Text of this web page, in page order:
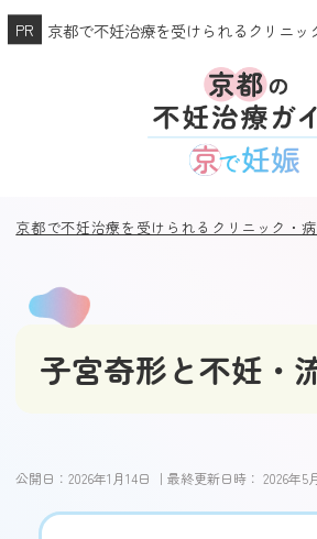
京都で不妊治療を受けられるクリニッ
京都で不妊治療を受けられるクリニック・
子宮奇形と不妊・
公開日：2026年1月14日 ｜最終更新日時：2026年5